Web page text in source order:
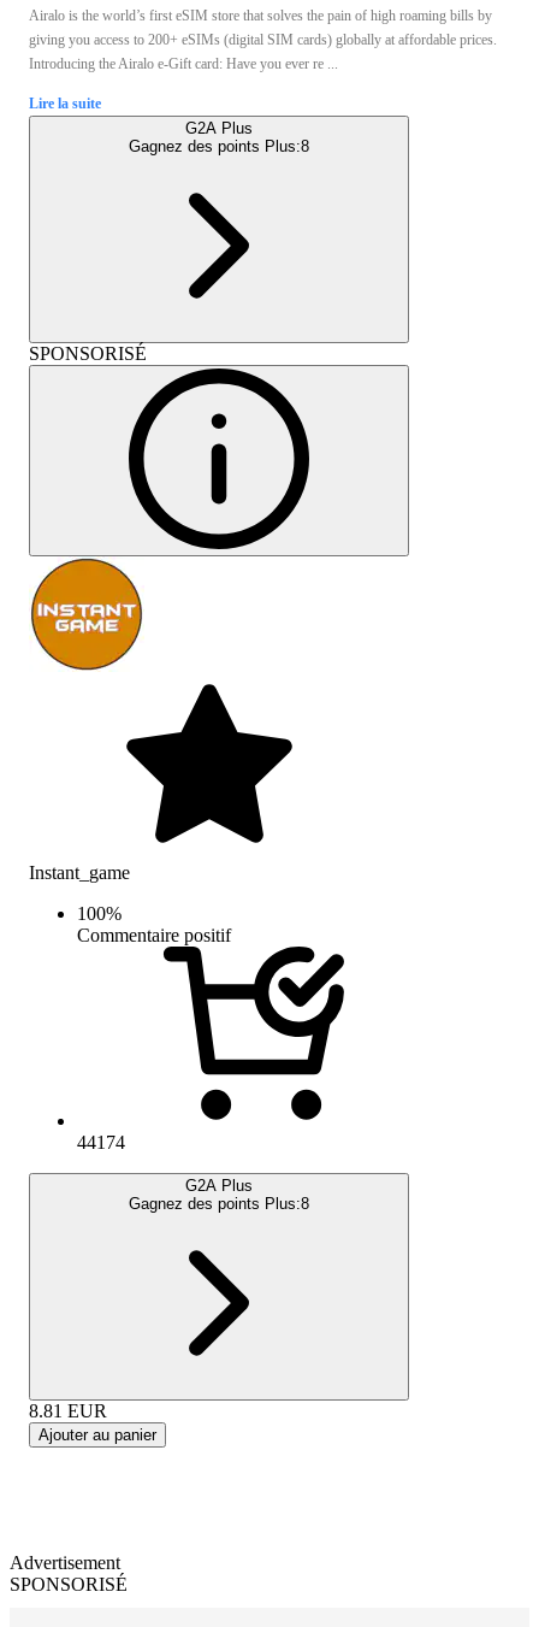
Airalo is the world’s first eSIM store that solves the pain of high roaming bills by
giving you access to 200+ eSIMs (digital SIM cards) globally at affordable prices.
Introducing the Airalo e-Gift card: Have you ever re ...
Lire la suite
G2A Plus
Gagnez des points Plus:8
SPONSORISÉ
Instant_game
100%
Commentaire positif
44174
G2A Plus
Gagnez des points Plus:8
8.81 EUR
Ajouter au panier
Advertisement
SPONSORISÉ